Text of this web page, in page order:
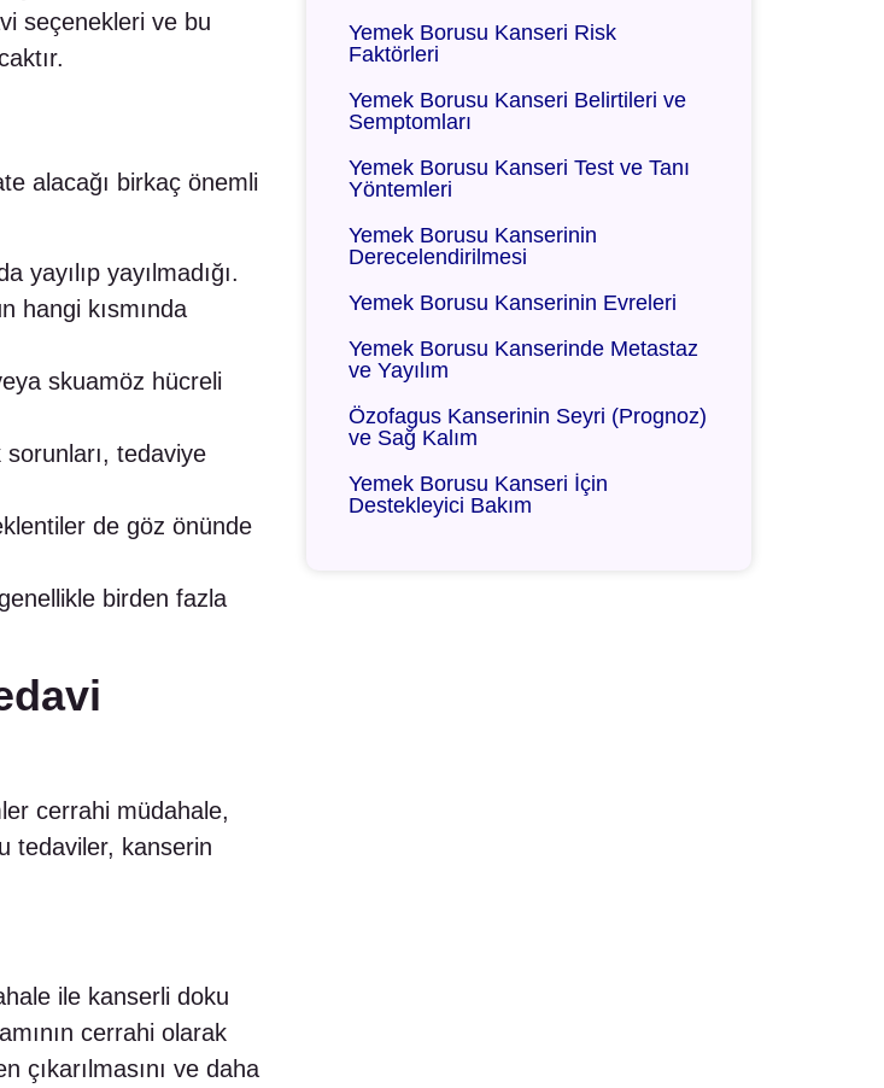
seçenekleri ve bu
alacağı birkaç önemli
yayılıp yayılmadığı.
hangi kısmında
skuamöz hücreli
sorunları, tedaviye
de göz önünde
birden fazla
cerrahi müdahale,
tedaviler, kanserin
ile kanserli doku
cerrahi olarak
çıkarılmasını ve daha
Yemek Borusu Kanseri Risk
Faktörleri
Yemek Borusu Kanseri Belirtileri ve
Semptomları
Yemek Borusu Kanseri Test ve Tanı
Yöntemleri
Yemek Borusu Kanserinin
Derecelendirilmesi
Yemek Borusu Kanserinin Evreleri
Yemek Borusu Kanserinde Metastaz
ve Yayılım
Özofagus Kanserinin Seyri (Prognoz)
ve Sağ Kalım
Yemek Borusu Kanseri İçin
Destekleyici Bakım